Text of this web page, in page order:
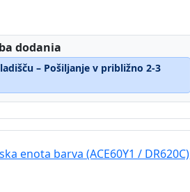
dodania
– Pošiljanje v približno 2-3
enota barva (ACE60Y1 / DR620C)